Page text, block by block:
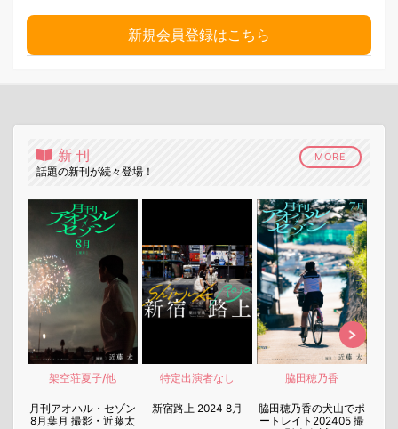
新規会員登録はこちら
新刊
話題の新刊が続々登場！
MORE
架空荘夏子/他
月刊アオハル・セゾン
8月葉月 撮影・近藤太
特定出演者なし
新宿路上 2024 8月
脇田穂乃香
脇田穂乃香の犬山でポ
ートレイト202405 撮